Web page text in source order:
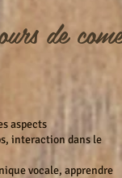
de
aspects
interaction dans le
vocale, apprendre